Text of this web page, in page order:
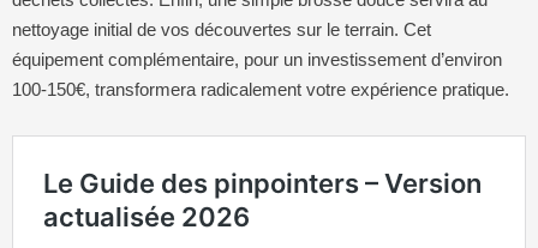
nettoyage initial de vos découvertes sur le terrain. Cet
équipement complémentaire, pour un investissement d’environ
100-150€, transformera radicalement votre expérience pratique.